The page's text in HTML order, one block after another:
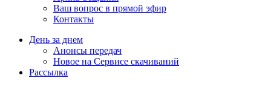
Ваш вопрос в прямой эфир
Контакты
День за днем
Анонсы передач
Новое на Сервисе скачиваний
Рассылка